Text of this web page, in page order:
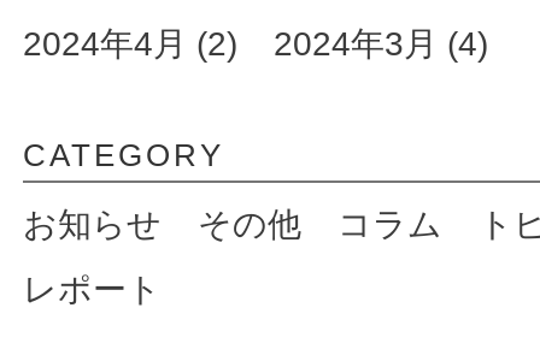
2024年4月 (2)
2024年3月 (4)
CATEGORY
お知らせ その他 コラム
ト
レポート